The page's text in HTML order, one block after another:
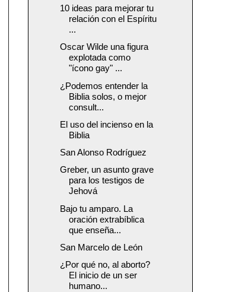
10 ideas para mejorar tu
relación con el Espíritu
...
Oscar Wilde una figura
explotada como
"ícono gay" ...
¿Podemos entender la
Biblia solos, o mejor
consult...
El uso del incienso en la
Biblia
San Alonso Rodríguez
Greber, un asunto grave
para los testigos de
Jehová
Bajo tu amparo. La
oración extrabíblica
que enseña...
San Marcelo de León
¿Por qué no, al aborto?
El inicio de un ser
humano...